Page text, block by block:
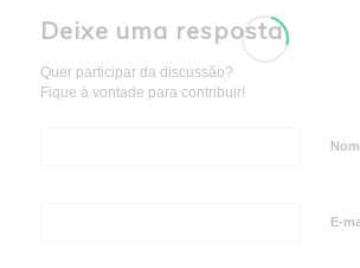
Deixe uma resposta
Quer participar da discussão?
Fique à vontade para contribuir!
E-